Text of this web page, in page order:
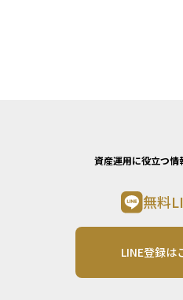
資産運用に役立つ情
無料
LINE登録は